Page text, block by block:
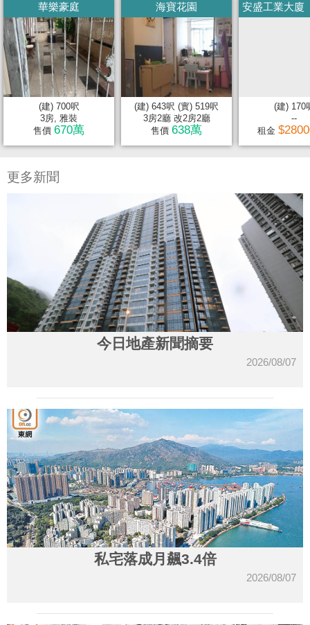
華樂豪庭
(建) 700呎
3房, 雅裝
售價 670萬
海寶花園
(建) 643呎 (實) 519呎
3房2廳 改2房2廳
售價 638萬
安盛工業大廈
(建) 170
--
租金
更多新聞
今日地產新聞摘要
2026/08/07
私宅落成月飆3.4倍
2026/08/07